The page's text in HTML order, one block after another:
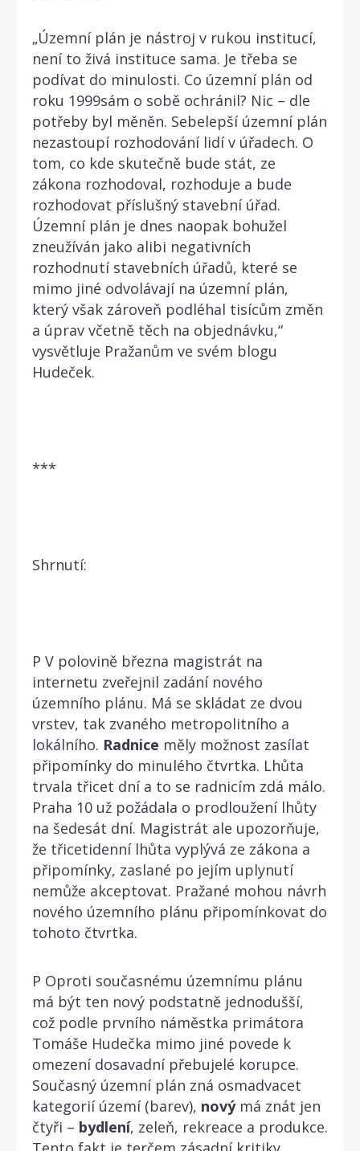
„Územní plán je nástroj v rukou institucí,
není to živá instituce sama. Je třeba se
podívat do minulosti. Co územní plán od
roku 1999sám o sobě ochránil? Nic – dle
potřeby byl měněn. Sebelepší územní plán
nezastoupí rozhodování lidí v úřadech. O
tom, co kde skutečně bude stát, ze
zákona rozhodoval, rozhoduje a bude
rozhodovat příslušný stavební úřad.
Územní plán je dnes naopak bohužel
zneužíván jako alibi negativních
rozhodnutí stavebních úřadů, které se
mimo jiné odvolávají na územní plán,
který však zároveň podléhal tisícům změn
a úprav včetně těch na objednávku,“
vysvětluje Pražanům ve svém blogu
Hudeček.
***
Shrnutí:
P V polovině března magistrát na
internetu zveřejnil zadání nového
územního plánu. Má se skládat ze dvou
vrstev, tak zvaného metropolitního a
lokálního. Radnice měly možnost zasílat
připomínky do minulého čtvrtka. Lhůta
trvala třicet dní a to se radnicím zdá málo.
Praha 10 už požádala o prodloužení lhůty
na šedesát dní. Magistrát ale upozorňuje,
že třicetidenní lhůta vyplývá ze zákona a
připomínky, zaslané po jejím uplynutí
nemůže akceptovat. Pražané mohou návrh
nového územního plánu připomínkovat do
tohoto čtvrtka.
P Oproti současnému územnímu plánu
má být ten nový podstatně jednodušší,
což podle prvního náměstka primátora
Tomáše Hudečka mimo jiné povede k
omezení dosavadní přebujelé korupce.
Současný územní plán zná osmadvacet
kategorií území (barev), novýmá znát jen
čtyři – bydlení, zeleň, rekreace a produkce.